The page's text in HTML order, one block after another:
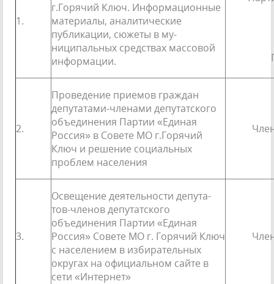
1.
г.Горячий Ключ. Информа­ционные
материалы, аналитиче­ские
публикации, сюжеты в му­
ниципальных средствах массовой
информации.
2.
Проведение приемов граждан
депутатами-членами депутатского
объединения Партии «Единая
Россия» в Совете МО г.Горячий
Ключ и решение социальных
проблем населения
3.
Освещение деятельности депута­
тов-членов депутатского
объединения Партии «Единая
Россия» Совете МО г. Горячий Ключ
с населением в избирательных
округах на офици­альном сайте в
сети «Интернет»